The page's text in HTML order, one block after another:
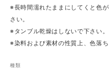
※長時間濡れたままにしてくと色
さい。
※タンブル乾燥はしないで下さい。
※染料および素材の性質上、色落
種類